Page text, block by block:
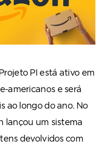
PI está ativo em
americanos e será
ao longo do ano. No
lançou um sistema
devolvidos com